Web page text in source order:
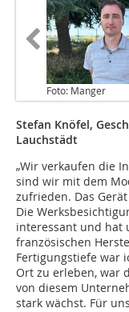
Foto: Manger
Stefan Knöfel,
Lauchstädt
„Wir verkaufen die
sind wir mit dem
zufrieden. Das
Die
interessant und hat
französischen
Fertigungstiefe war
Ort zu erleben, war
von diesem
stark wächst. Für